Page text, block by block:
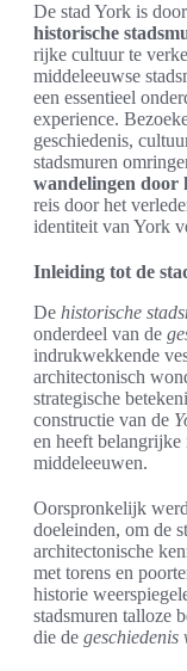
De stad York is
historische
rijke cultuur te
middeleeuwse
een essentieel
experience.
geschiedenis,
stadsmuren
wandelingen door
reis door het
identiteit van York
Inleiding tot de
De historische
onderdeel van de
indrukwekkende
architectonisch
strategische
constructie van de
en heeft belangrijke
middeleeuwen.
Oorspronkelijk
doeleinden, om de
architectonische
met torens en
historie
stadsmuren talloze
die de geschiedenis